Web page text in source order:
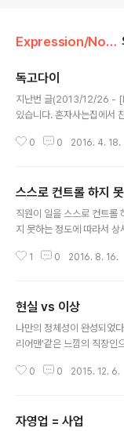
Expression/Nobel
독고다이
지난번 글(2013/12/26 -
있습니다. 혼자사는집에서
기 혼자가 되고 다시 밤이
문제가 되지 않는다. 하지만
적응하기 힘든 감정들이 돌
이라면혼자에 익숙해지고
0 0 2016. 4. 18.
스스로 컨트롤 하지
직원이 일을 스스로 컨트롤
지 못하는 정도에 따라서
경영자의 일이 된다.경영자
의 영향을 받고 쉽게 휘둘릴
우리 회사가 아닌것이 되어
다. 아주 약간의 연관이지만
1 0 2016. 8. 16.
현실 vs 이상
나만의 정체성이 완성되었
리어맨'같은 느낌의 직장인
번 뒤돌아보면서... 직장에
(?)을 바라보게 되었다. 돈
0 0 2015. 12. 6.
자영업 = 사업